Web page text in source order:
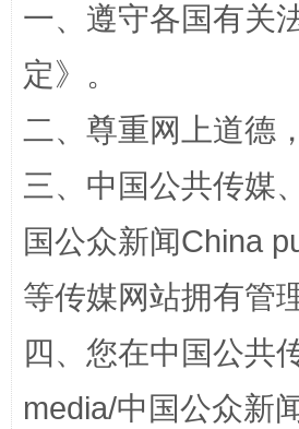
站台名比不上好声名
漫山遍野的桃花与雪山、麦地、白
一、遵守各国有关
定》。
二、尊重网上道德
三、中国公共传媒
国公众新闻China
等传媒网站拥有管
四、您在中国公共
media/中国公众新